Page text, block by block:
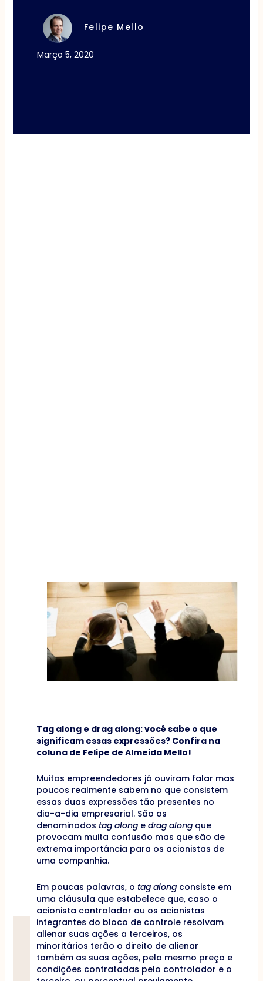
Felipe Mello
Março 5, 2020
Tag along e drag along: você sabe o que
significam essas expressões? Confira na
coluna de Felipe de Almeida Mello!
Muitos empreendedores já ouviram falar mas
poucos realmente sabem no que consistem
essas duas expressões tão presentes no
dia-a-dia empresarial. São os
denominados tag alonge drag alongque
provocam muita confusão mas que são de
extrema importância para os acionistas de
uma companhia.
Em poucas palavras, o tag along consiste em
uma cláusula que estabelece que, caso o
acionista controlador ou os acionistas
integrantes do bloco de controle resolvam
alienar suas ações a terceiros, os
minoritários terão o direito de alienar
também as suas ações, pelo mesmo preço e
condições contratadas pelo controlador e o